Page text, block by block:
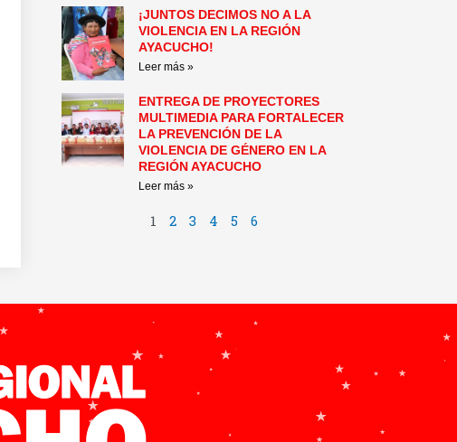
¡JUNTOS DECIMOS NO A LA
VIOLENCIA EN LA REGIÓN
AYACUCHO!
Leer más »
ENTREGA DE PROYECTORES
MULTIMEDIA PARA FORTALECER
LA PREVENCIÓN DE LA
VIOLENCIA DE GÉNERO EN LA
REGIÓN AYACUCHO
Leer más »
1 2 3 4 5 6